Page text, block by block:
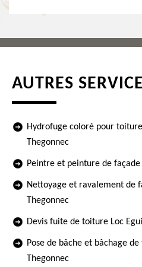
AUTRES
Hydrofuge coloré pour
Thegonnec
Peintre et peinture de
Nettoyage et ravalement de
Thegonnec
Devis fuite de toiture Loc
Pose de bâche et bâchage
Thegonnec